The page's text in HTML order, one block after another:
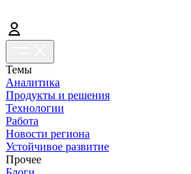
Темы
Аналитика
Продукты и решения
Технологии
Работа
Новости региона
Устойчивое развитие
Прочее